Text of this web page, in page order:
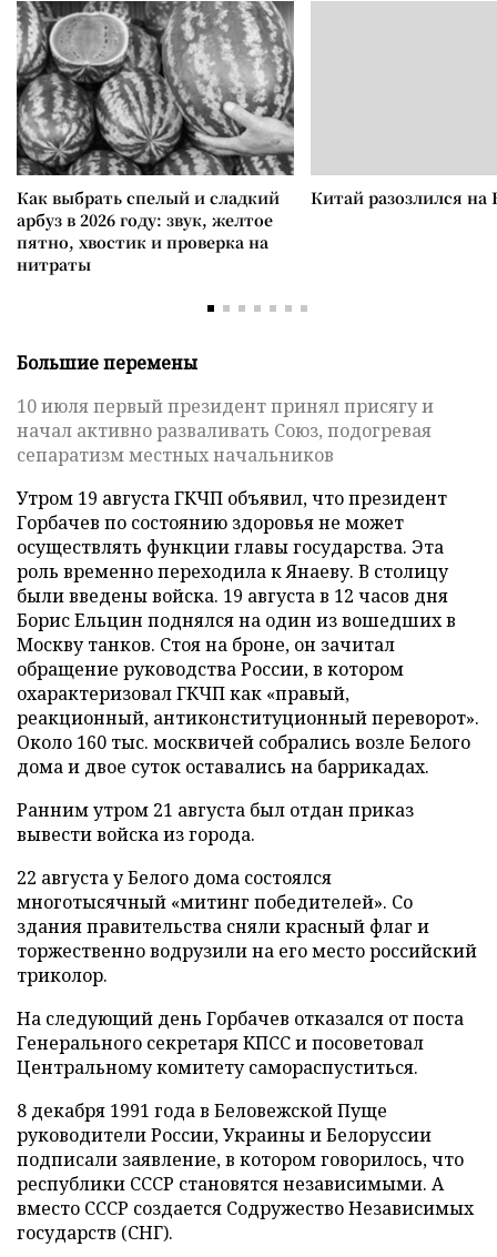
Как выбрать спелый и сладкий
арбуз в 2026 году: звук, желтое
пятно, хвостик и проверка на
нитраты
Китай разозлился на
Большие перемены
10 июля первый президент принял присягу и
начал активно разваливать Союз, подогревая
сепаратизм местных начальников
Утром 19 августа ГКЧП объявил, что президент
Горбачев по состоянию здоровья не может
осуществлять функции главы государства. Эта
роль временно переходила к Янаеву. В столицу
были введены войска. 19 августа в 12 часов дня
Борис Ельцин поднялся на один из вошедших в
Москву танков. Стоя на броне, он зачитал
обращение руководства России, в котором
охарактеризовал ГКЧП как «правый,
реакционный, антиконституционный переворот».
Около 160 тыс. москвичей собрались возле Белого
дома и двое суток оставались на баррикадах.
Ранним утром 21 августа был отдан приказ
вывести войска из города.
22 августа у Белого дома состоялся
многотысячный «митинг победителей». Со
здания правительства сняли красный флаг и
торжественно водрузили на его место российский
триколор.
На следующий день Горбачев отказался от поста
Генерального секретаря КПСС и посоветовал
Центральному комитету самораспуститься.
8 декабря 1991 года в Беловежской Пуще
руководители России, Украины и Белоруссии
подписали заявление, в котором говорилось, что
республики СССР становятся независимыми. А
вместо СССР создается Содружество Независимых
государств (СНГ).